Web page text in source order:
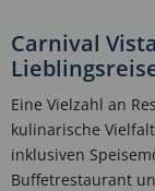
Carnival
Eine Vielzahl an
kulinarische
inklusiven
Buffetrestaurant